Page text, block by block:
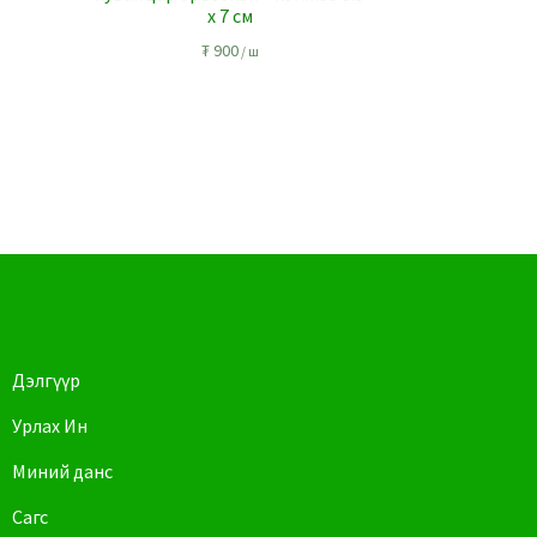
х 7 см
₮ 900 / ш
Дэлгүүр
Урлах Ин
Миний данс
Сагс